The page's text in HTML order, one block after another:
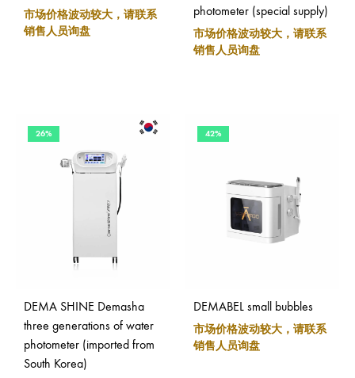
市场价格波动较大，请联系
销售人员询盘
photometer (special supply)
市场价格波动较大，请联系
销售人员询盘
26%
DEMA SHINE Demasha
three generations of water
photometer (imported from
South Korea)
42%
DEMABEL small bubbles
市场价格波动较大，请联系
销售人员询盘